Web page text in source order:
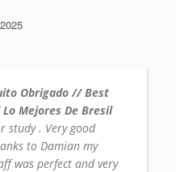
Obrigado // Best
Mejores De Bresil
study . Very good
to Damian my
was perfect and very